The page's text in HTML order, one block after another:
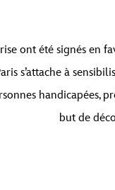
ont été signés en
s’attache à
handicapées,
but de